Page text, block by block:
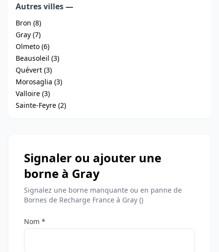
Autres villes —
Bron (8)
Gray (7)
Olmeto (6)
Beausoleil (3)
Quévert (3)
Morosaglia (3)
Valloire (3)
Sainte-Feyre (2)
Signaler ou ajouter une
borne à Gray
Signalez une borne manquante ou en panne de
Bornes de Recharge France à Gray ()
Nom *